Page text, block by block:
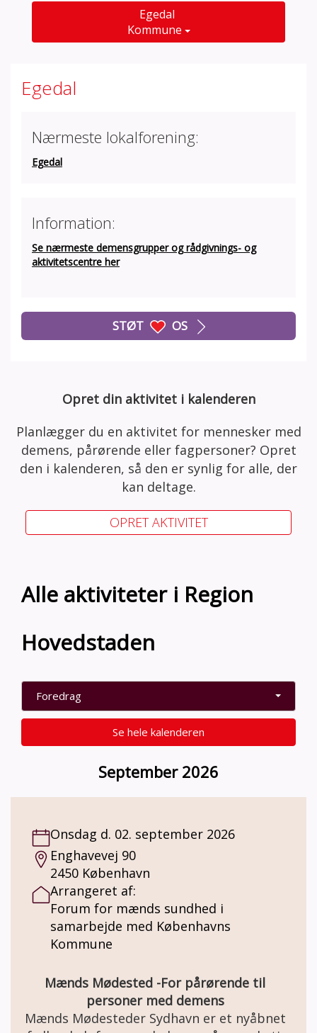
Egedal
Kommune
Egedal
Nærmeste lokalforening:
Egedal
Information:
Se nærmeste demensgrupper og rådgivnings- og
aktivitetscentre her
STØT OS
Opret din aktivitet i kalenderen
Planlægger du en aktivitet for mennesker med
demens, pårørende eller fagpersoner? Opret
den i kalenderen, så den er synlig for alle, der
kan deltage.
OPRET AKTIVITET
Alle aktiviteter i Region
Hovedstaden
Foredrag
Se hele kalenderen
September 2026
Onsdag d. 02. september 2026
Enghavevej 90
2450 København
Arrangeret af:
Forum for mænds sundhed i
samarbejde med Københavns
Kommune
Mænds Mødested -For pårørende til
personer med demens
Mænds Mødesteder Sydhavn er et nyåbnet